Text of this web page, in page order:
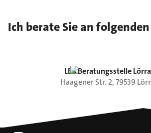
Ich berate Sie an
LBS Beratungsstelle
Haagener Str. 2,79539